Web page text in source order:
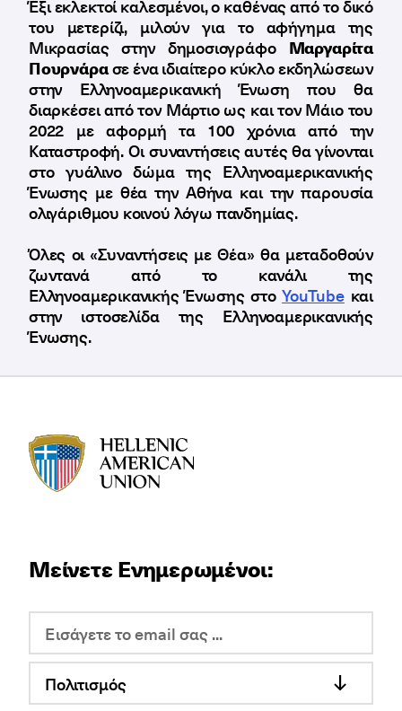
Έξι εκλεκτοί καλεσμένοι, ο καθένας από το δικό
του μετερίζι, μιλούν για το αφήγημα της
Μικρασίας στην δημοσιογράφο Μαργαρίτα
Πουρνάρασε ένα ιδιαίτερο κύκλο εκδηλώσεων
στην Ελληνοαμερικανική Ένωση που θα
διαρκέσει από τον Μάρτιο ως και τον Μάιο του
2022 με αφορμή τα 100 χρόνια από την
Καταστροφή. Οι συναντήσεις αυτές θα γίνονται
στο γυάλινο δώμα της Ελληνοαμερικανικής
Ένωσης με θέα την Αθήνα και την παρουσία
ολιγάριθμου κοινού λόγω πανδημίας.
Όλες οι «Συναντήσεις με Θέα» θα μεταδοθούν
ζωντανά από το κανάλι της
Ελληνοαμερικανικής Ένωσης στοYouTubeκαι
στην ιστοσελίδα της Ελληνοαμερικανικής
Ένωσης.
Μείνετε Ενημερωμένοι:
Πολιτισμός